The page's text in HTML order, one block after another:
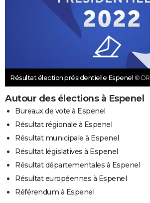
Résultat élection présidentielle Espenel © DR
Autour des élections à Espenel
Bureaux de vote à Espenel
Résultat régionale à Espenel
Résultat municipale à Espenel
Résultat législatives à Espenel
Résultat départementales à Espenel
Résultat européennes à Espenel
Référendum à Espenel